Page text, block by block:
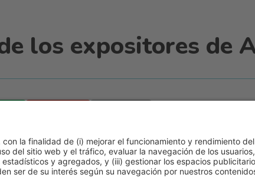
los expositores de